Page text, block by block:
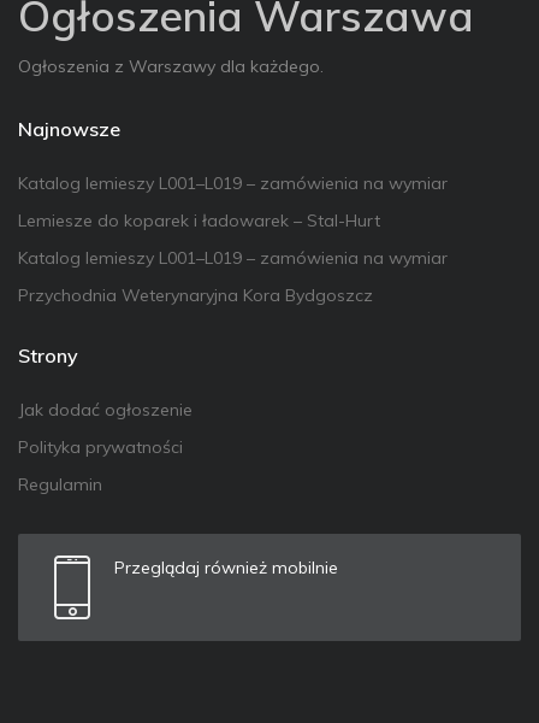
Ogłoszenia Warszawa
Ogłoszenia z Warszawy dla każdego.
Najnowsze
Katalog lemieszy L001–L019 – zamówienia na wymiar
Lemiesze do koparek i ładowarek – Stal-Hurt
Katalog lemieszy L001–L019 – zamówienia na wymiar
Przychodnia Weterynaryjna Kora Bydgoszcz
Strony
Jak dodać ogłoszenie
Polityka prywatności
Regulamin
Przeglądaj również mobilnie